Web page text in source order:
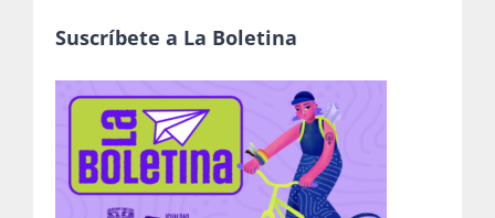
Suscríbete a La Boletina